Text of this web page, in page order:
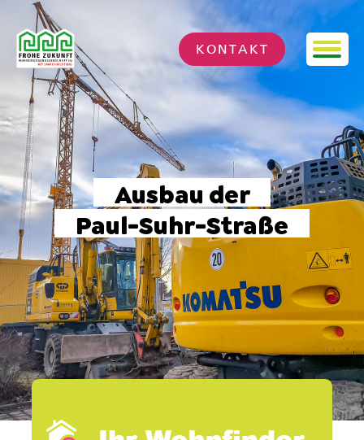
KONTAKT
Neue Trinkwasserleitungen
Ausbau der
Paul-Suhr-Straße